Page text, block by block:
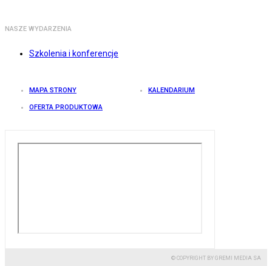
NASZE WYDARZENIA
Szkolenia i konferencje
MAPA STRONY KALENDARIUM
OFERTA PRODUKTOWA
© COPYRIGHT BY GREMI MEDIA SA